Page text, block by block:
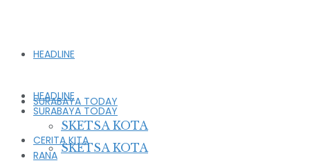
HEADLINE
SURABAYA TODAY
SKETSA KOTA
HEADLINE
SURABAYA TODAY
SKETSA KOTA
CERITA KITA
RANA